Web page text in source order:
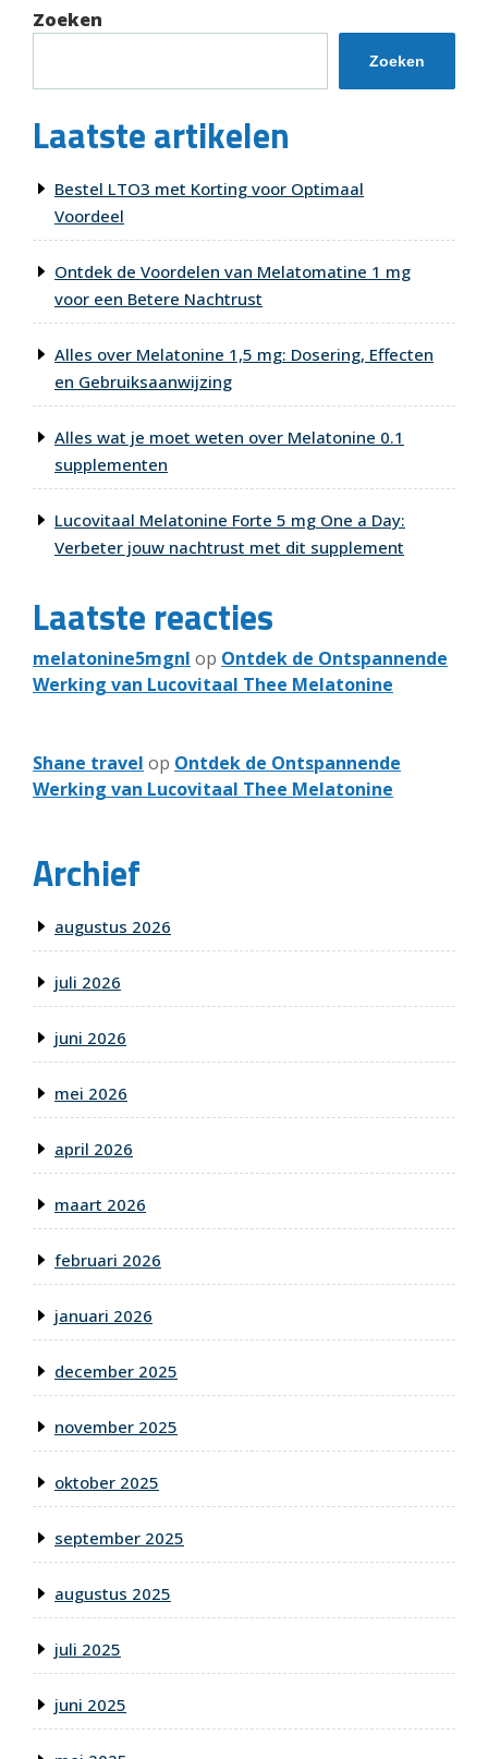
Zoeken
Zoeken
Laatste artikelen
Bestel LTO3 met Korting voor Optimaal
Voordeel
Ontdek de Voordelen van Melatomatine 1 mg
voor een Betere Nachtrust
Alles over Melatonine 1,5 mg: Dosering, Effecten
en Gebruiksaanwijzing
Alles wat je moet weten over Melatonine 0.1
supplementen
Lucovitaal Melatonine Forte 5 mg One a Day:
Verbeter jouw nachtrust met dit supplement
Laatste reacties
melatonine5mgnl op Ontdek de Ontspannende
Werking van Lucovitaal Thee Melatonine
Shane travel op Ontdek de Ontspannende
Werking van Lucovitaal Thee Melatonine
Archief
augustus 2026
juli 2026
juni 2026
mei 2026
april 2026
maart 2026
februari 2026
januari 2026
december 2025
november 2025
oktober 2025
september 2025
augustus 2025
juli 2025
juni 2025